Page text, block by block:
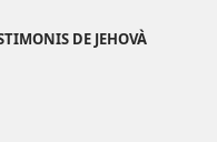
que bé?
DE JEHOVÀ